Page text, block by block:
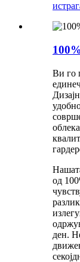
Ви го
од
ден.